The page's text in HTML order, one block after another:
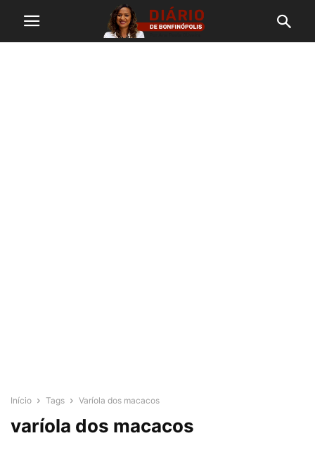
Início Tags Varíola dos macacos
varíola dos macacos